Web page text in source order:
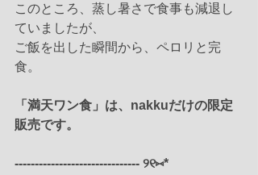
このところ、蒸し暑さで食事も減退し
ていましたが、
ご飯を出した瞬間から、ペロリと完
食。
「満天ワン食」は、nakkuだけの限定
販売です。
------------------------------- ୨୧⑅*